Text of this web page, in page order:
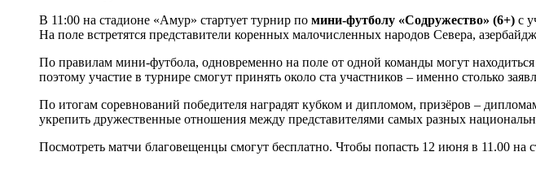
В 11:00 на стадионе «Амур» стартует турнир по мини-футболу «Содружество» (6+) с
На поле встретятся представители коренных малочисленных народов Севера,
По правилам мини-футбола, одновременно на поле от одной команды могут
поэтому участие в турнире смогут принять около ста участников – именно столько
По итогам соревнований победителя наградят кубком и дипломом, призёров –
укрепить дружественные отношения между представителями самых разных
Посмотреть матчи благовещенцы смогут бесплатно. Чтобы попасть 12 июня в 11.00